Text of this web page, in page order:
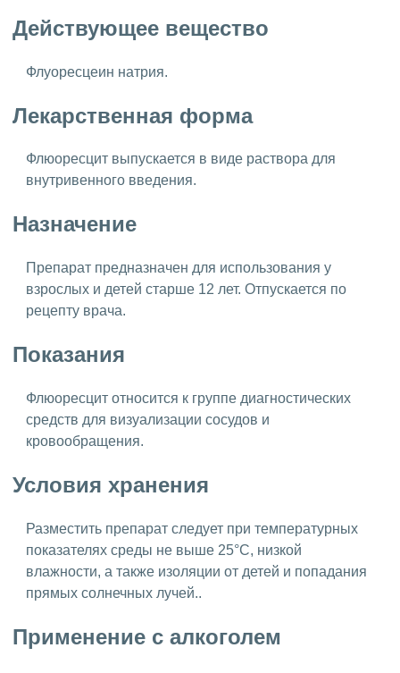
Действующее вещество
Флуоресцеин натрия.
Лекарственная форма
Флюоресцит выпускается в виде раствора для
внутривенного введения.
Назначение
Препарат предназначен для использования у
взрослых и детей старше 12 лет. Отпускается по
рецепту врача.
Показания
Флюоресцит относится к группе диагностических
средств для визуализации сосудов и
кровообращения.
Условия хранения
Разместить препарат следует при температурных
показателях среды не выше 25°C, низкой
влажности, а также изоляции от детей и попадания
прямых солнечных лучей..
Применение с алкоголем